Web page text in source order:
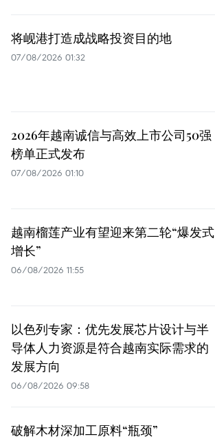
将岘港打造成战略投资目的地
07/08/2026 01:32
2026年越南诚信与高效上市公司50强
榜单正式发布
07/08/2026 01:10
越南榴莲产业有望迎来第二轮“爆发式
增长”
06/08/2026 11:55
以色列专家：优先发展芯片设计与半
导体人力资源是符合越南实际需求的
发展方向
06/08/2026 09:58
破解木材深加工原料“瓶颈”